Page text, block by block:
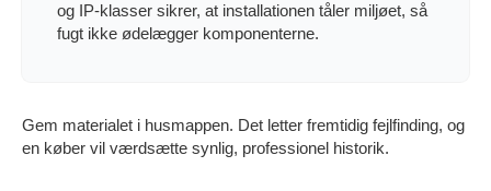
og IP-klasser sikrer, at installationen tåler miljøet, så
fugt ikke ødelægger komponenterne.
Gem materialet i husmappen. Det letter fremtidig fejlfinding, og
en køber vil værdsætte synlig, professionel historik.